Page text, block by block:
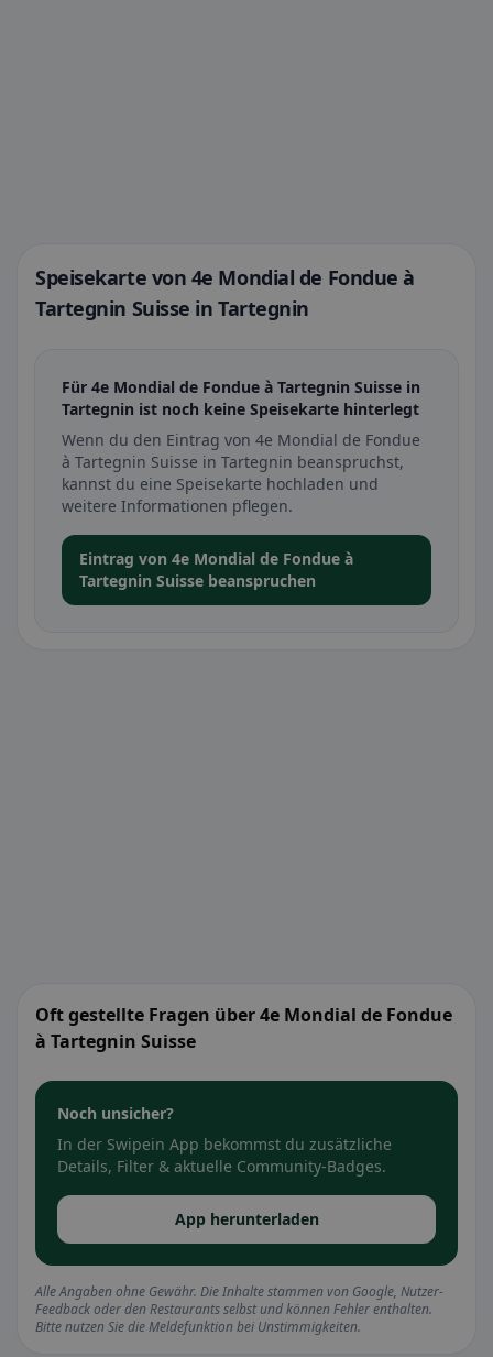
Speisekarte von 4e Mondial de Fondue à
Tartegnin Suisse in Tartegnin
Für 4e Mondial de Fondue à Tartegnin Suisse in
Tartegnin ist noch keine Speisekarte hinterlegt
Wenn du den Eintrag von 4e Mondial de Fondue
à Tartegnin Suisse in Tartegnin beanspruchst,
kannst du eine Speisekarte hochladen und
weitere Informationen pflegen.
Eintrag von 4e Mondial de Fondue à
Tartegnin Suisse beanspruchen
Oft gestellte Fragen über 4e Mondial de Fondue
à Tartegnin Suisse
Noch unsicher?
In der Swipein App bekommst du zusätzliche
Details, Filter & aktuelle Community-Badges.
App herunterladen
Alle Angaben ohne Gewähr. Die Inhalte stammen von Google, Nutzer-
Feedback oder den Restaurants selbst und können Fehler enthalten.
Bitte nutzen Sie die Meldefunktion bei Unstimmigkeiten.